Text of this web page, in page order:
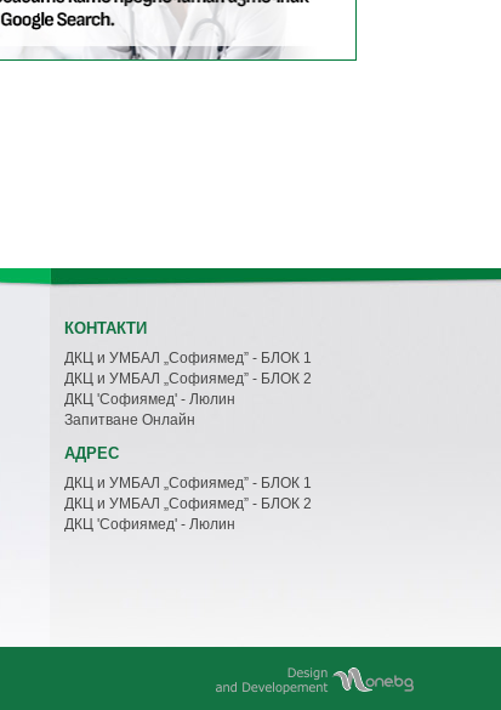
КОНТАКТИ
ДКЦ и УМБАЛ „Софиямед” - БЛОК 1
ДКЦ и УМБАЛ „Софиямед” - БЛОК 2
ДКЦ 'Софиямед' - Люлин
Запитване Онлайн
АДРЕС
ДКЦ и УМБАЛ „Софиямед” - БЛОК 1
ДКЦ и УМБАЛ „Софиямед” - БЛОК 2
ДКЦ 'Софиямед' - Люлин